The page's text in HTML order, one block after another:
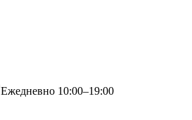
Ежедневно 10:00–19:00